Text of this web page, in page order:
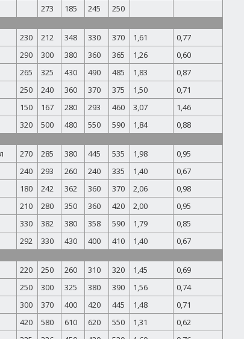
273 185 245
250
230 212 348 330 370 1,61
0,77
290 300 380 360 365 1,26
0,60
265 325 430 490 485 1,83
0,87
250 240 360 370 375 1,50
0,71
150 167 280 293 460 3,07
1,46
320 500 480 550 590 1,84
0,88
270 285 380 445 535 1,98
0,95
240 293 260 240 335 1,40
0,67
180 242 362 360 370 2,06
0,98
210 280 350 360 420 2,00
0,95
330 382 380 358 590 1,79
0,85
292 330 430 400 410 1,40
0,67
220 250 260 310 320 1,45
0,69
250 300 325 380 390 1,56
0,74
300 370 400 420 445 1,48
0,71
420 580 610 620 550 1,31
0,62